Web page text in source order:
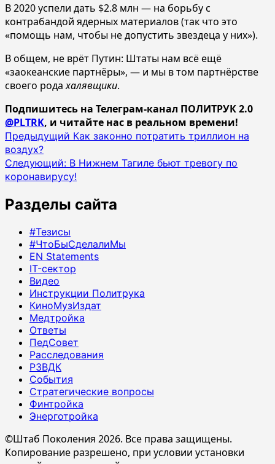
В 2020 успели дать $2.8 млн — на борьбу с
контрабандой ядерных материалов (так что это
«помощь нам, чтобы не допустить звездеца у них»).
В общем, не врёт Путин: Штаты нам всё ещё
«заокеанские партнёры», — и мы в том партнёрстве
своего родахалявщики.
Подпишитесь на Телеграм-канал ПОЛИТРУК 2.0
@PLTRK, и читайте нас в реальном времени!
Навигация
записи
Предыдущий Как законно потратить триллион на
воздух?
Следующий: В Нижнем Тагиле бьют тревогу по
коронавирусу!
Разделы сайта
#Тезисы
#ЧтоБыСделалиМы
EN Statements
IT-сектор
Видео
Инструкции Политрука
КиноМузИздат
Медтройка
Ответы
ПедСовет
Расследования
РЗВДК
События
Стратегические вопросы
Финтройка
Энерготройка
©Штаб Поколения 2026. Все права защищены.
Копирование разрешено, при условии установки